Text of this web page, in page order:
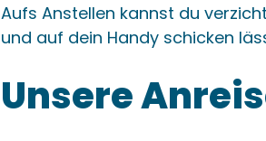
Aufs Anstellen kannst du
und auf dein Handy schicken
Unsere